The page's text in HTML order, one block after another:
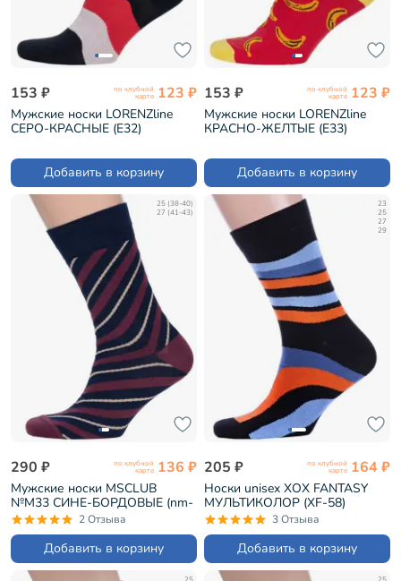
153 ₽ по клубной
карте 123 ₽
Мужские носки LORENZline
СЕРО-КРАСНЫЕ (Е32)
Добавить в корзину
153 ₽ по клубной
карте 123 ₽
Мужские носки LORENZline
КРАСНО-ЖЕЛТЫЕ (Е33)
Добавить в корзину
25 (38-40)
27 (41-43)
290 ₽ по клубной
карте 136 ₽
Мужские носки MSCLUB
№М33 СИНЕ-БОРДОВЫЕ (nm-
355)
2 Отзыва
Добавить в корзину
23
25
27
29
205 ₽ по клубной
карте 164 ₽
Носки unisex ХОХ FANTASY
МУЛЬТИКОЛОР (XF-58)
3 Отзыва
Добавить в корзину